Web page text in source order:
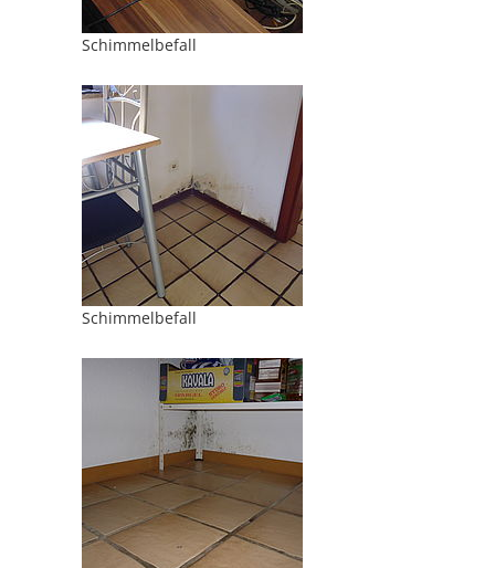
Schimmelbefall
Schimmelbefall